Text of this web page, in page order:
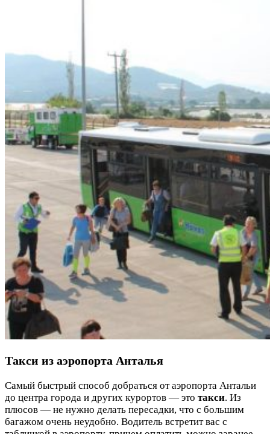
Такси из аэропорта Анталья
Самый быстрый способ добраться от аэропорта Антальи
до центра города и других курортов — это такси. Из
плюсов — не нужно делать пересадки, что с большим
багажом очень неудобно. Водитель встретит вас с